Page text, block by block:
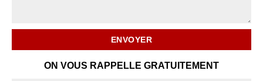
ON VOUS RAPPELLE GRATUITEMENT